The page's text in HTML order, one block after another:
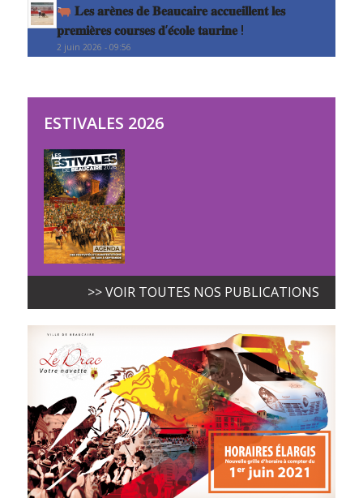
𝐋𝐞𝐬 𝐚𝐫𝐞̀𝐧𝐞𝐬 𝐝𝐞 𝐁𝐞𝐚𝐮𝐜𝐚𝐢𝐫𝐞 𝐚𝐜𝐜𝐮𝐞𝐢𝐥𝐥𝐞𝐧𝐭 𝐥𝐞𝐬
𝐩𝐫𝐞𝐦𝐢𝐞̀𝐫𝐞𝐬 𝐜𝐨𝐮𝐫𝐬𝐞𝐬 𝐝’𝐞́𝐜𝐨𝐥𝐞 𝐭𝐚𝐮𝐫𝐢𝐧𝐞 !
2 juin 2026 - 09:56
ESTIVALES 2026
>> VOIR TOUTES NOS PUBLICATIONS